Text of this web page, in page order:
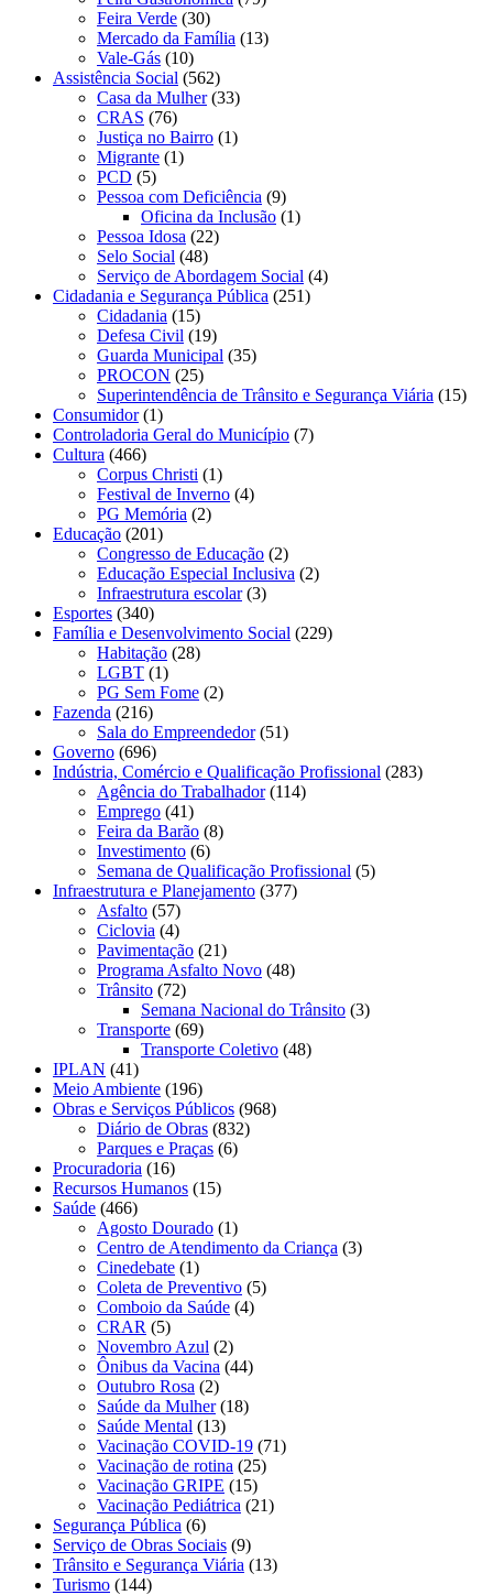
Feira Verde (30)
Mercado da Família (13)
Vale-Gás (10)
Assistência Social (562)
Casa da Mulher(33)
CRAS (76)
Justiça no Bairro (1)
Migrante (1)
PCD (5)
Pessoa com Deficiência (9)
Oficina da Inclusão (1)
Pessoa Idosa (22)
Selo Social (48)
Serviço de Abordagem Social (4)
Cidadania e Segurança Pública (251)
Cidadania (15)
Defesa Civil (19)
Guarda Municipal (35)
PROCON (25)
Superintendência de Trânsito e Segurança Viária (15)
Consumidor(1)
Controladoria Geral do Município (7)
Cultura (466)
Corpus Christi (1)
Festival de Inverno (4)
PG Memória (2)
Educação (201)
Congresso de Educação (2)
Educação Especial Inclusiva (2)
Infraestrutura escolar(3)
Esportes (340)
Família e Desenvolvimento Social (229)
Habitação (28)
LGBT (1)
PG Sem Fome (2)
Fazenda (216)
Sala do Empreendedor(51)
Governo (696)
Indústria, Comércio e Qualificação Profissional (283)
Agência do Trabalhador(114)
Emprego (41)
Feira da Barão (8)
Investimento (6)
Semana de Qualificação Profissional (5)
Infraestrutura e Planejamento (377)
Asfalto (57)
Ciclovia (4)
Pavimentação (21)
Programa Asfalto Novo (48)
Trânsito (72)
Semana Nacional do Trânsito (3)
Transporte (69)
Transporte Coletivo (48)
IPLAN (41)
Meio Ambiente (196)
Obras e Serviços Públicos (968)
Diário de Obras (832)
Parques e Praças (6)
Procuradoria (16)
Recursos Humanos (15)
Saúde (466)
Agosto Dourado (1)
Centro de Atendimento da Criança (3)
Cinedebate (1)
Coleta de Preventivo (5)
Comboio da Saúde (4)
CRAR (5)
Novembro Azul (2)
Ônibus da Vacina (44)
Outubro Rosa (2)
Saúde da Mulher(18)
Saúde Mental (13)
Vacinação COVID-19 (71)
Vacinação de rotina (25)
Vacinação GRIPE (15)
Vacinação Pediátrica (21)
Segurança Pública (6)
Serviço de Obras Sociais (9)
Trânsito e Segurança Viária (13)
Turismo (144)